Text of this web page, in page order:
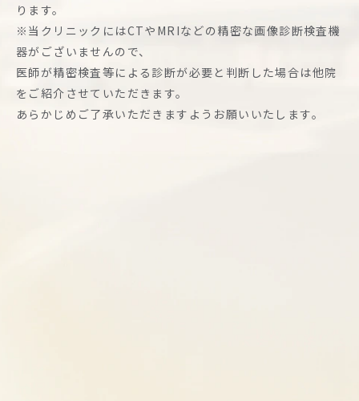
ります。
※当クリニックにはCTやMRIなどの精密な画像診断検査機
器がございませんので、
医師が精密検査等による診断が必要と判断した場合は他院
をご紹介させていただきます。
あらかじめご了承いただきますようお願いいたします。